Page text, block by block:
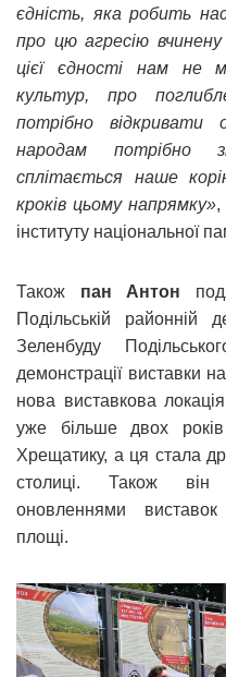
єдність, яка робить
про цю агресію
цієї єдності нам не
культур, про
потрібно
народам потрібно
сплітається наше
кроків цьому напрямку»,
інституту національної
Також пан Антон
Подільській районній
Зеленбуду
демонстрації виставки
нова виставкова
уже більше двох
Хрещатику, а ця стала
столиці. Також він
оновленнями виставок
площі.